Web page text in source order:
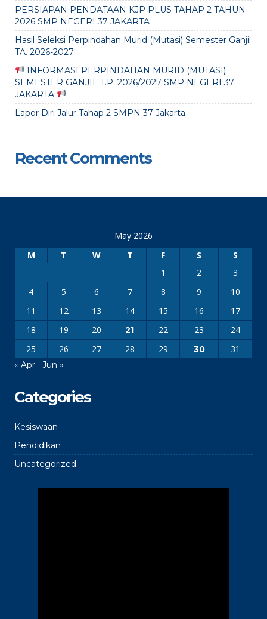
PERSIAPAN PENDATAAN KJP PLUS TAHAP 2 TAHUN
2026 SMP NEGERI 37 JAKARTA
Hasil Seleksi Perpindahan Murid (Mutasi) Semester Ganjil
TA. 2026-2027
INFORMASI PERPINDAHAN MURID (MUTASI)
SEMESTER GANJIL T.P. 2026/2027 SMP NEGERI 37
JAKARTA
Lapor Diri Jalur Tahap 2 SMPN 37 Jakarta
Recent Comments
May 2026
M
T W T F S
S
1
2
3
4
5 6 7 8 9
10
11
12 13 14 15 16
17
18
19 20 21 22 23
24
25
26 27 28 29 30 31
« Apr Jun »
Categories
Kesiswaan
Pendidikan
Uncategorized